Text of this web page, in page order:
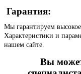
Гарантия:
Мы гарантируем высокое
Характеристики и
нашем сайте.
Вы